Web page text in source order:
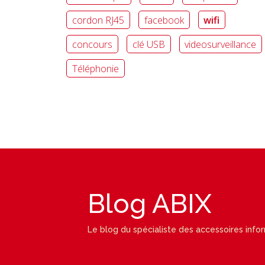
cordon RJ45
facebook
wifi
concours
clé USB
videosurveillance
Téléphonie
Blog ABIX
Le blog du spécialiste des accessoires